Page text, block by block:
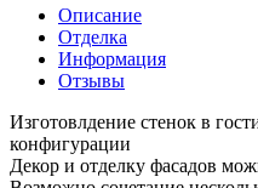
Описание
Отделка
Информация
Отзывы
Изготовлдение стенок в
конфигурации
Декор и отделку фасадов